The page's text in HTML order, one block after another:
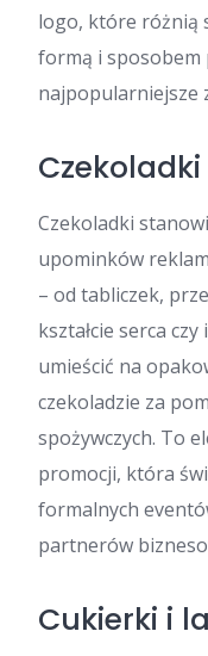
logo, które różnią
formą i sposobem
najpopularniejsze
Czekoladki
upominków
– od tabliczek,
kształcie serca
umieścić na
czekoladzie za
spożywczych. To
promocji, która
formalnych
partnerów
Cukierki i